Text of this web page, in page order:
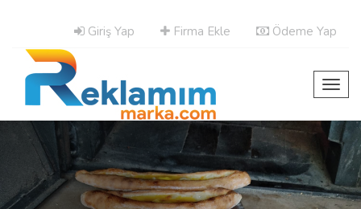
Giriş Yap Firma Ekle Ödeme Yap